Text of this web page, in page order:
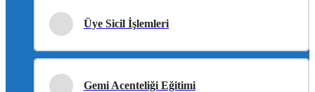
Üye Sicil İşlemleri
Gemi Acenteliği Eğitimi